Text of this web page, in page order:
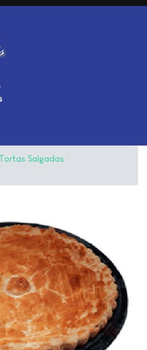
Tortas Salgadas